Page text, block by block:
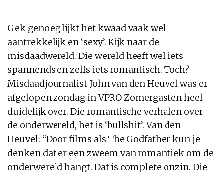
Gek genoeg lijkt het kwaad vaak wel
aantrekkelijk en ‘sexy’. Kijk naar de
misdaadwereld. Die wereld heeft wel iets
spannends en zelfs iets romantisch. Toch?
Misdaadjournalist John van den Heuvel was er
afgelopen zondag in VPRO Zomergasten heel
duidelijk over. Die romantische verhalen over
de onderwereld, het is ‘bullshit’. Van den
Heuvel: “Door films als The Godfather kun je
denken dat er een zweem van romantiek om de
onderwereld hangt. Dat is complete onzin. Die